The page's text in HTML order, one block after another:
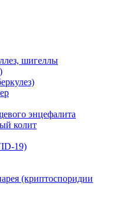
шигеллы
энцефалита
колит
19)
(криптоспоридии